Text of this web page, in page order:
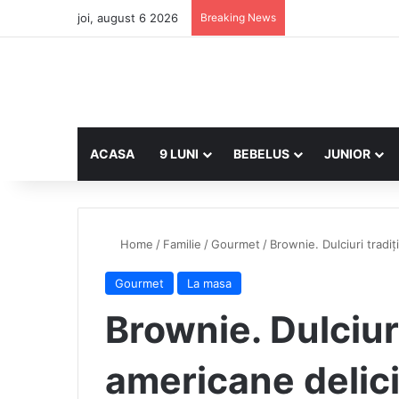
joi, august 6 2026 Breaking News
ACASA 9 LUNI BEBELUS JUNIOR
Home / Familie /Gourmet / Brownie. Dulciuri
Gourmet La masa
Brownie.
americane